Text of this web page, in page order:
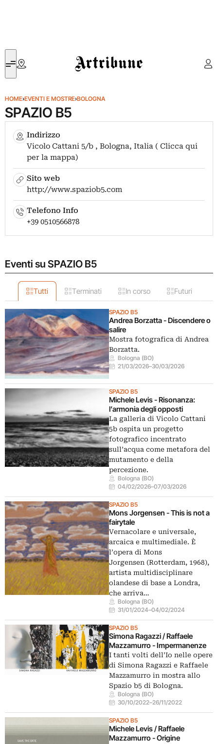
Artribune
HOME›EVENTI E MOSTRE›BOLOGNA
SPAZIO B5
Indirizzo
Vicolo Cattani 5/b , Bologna, Italia ( Clicca qui
per la mappa)
Sito web
http://www.spaziob5.com
Telefono Info
+39 0510566878
Eventi su SPAZIO B5
Tutti Terminati In corso Futuri
SPAZIO B5
Andrea Borzatta - Discendere o
salire
Mostra fotografica di Andrea
Borzatta.
Bologna (BO)
21/03/2026–30/03/2026
SPAZIO B5
Michele Levis - Risonanza:
l’armonia degli opposti
La galleria di Vicolo Cattani
5b ospita un progetto
fotografico incentrato
sull’acqua come metafora del
mutamento e della
percezione.
Bologna (BO)
04/02/2026–07/03/2026
SPAZIO B5
Mons Jorgensen - This is not a
fairytale
Vernacolare e universale,
arcaica e multimediale. È
l’opera di Mons
Jorgensen (Rotterdam, 1968),
artista multidisciplinare
olandese di base a Londra,
che arriva…
Bologna (BO)
31/01/2024–04/02/2024
SPAZIO B5
Simona Ragazzi / Raffaele
Mazzamurro - Impermanenze
I tanti volti dell’Io nelle opere
di Simona Ragazzi e Raffaele
Mazzamurro in mostra allo
Spazio b5 di Bologna.
Bologna (BO)
30/10/2022–26/11/2022
SPAZIO B5
Michele Levis / Raffaele
Mazzamurro - Origine